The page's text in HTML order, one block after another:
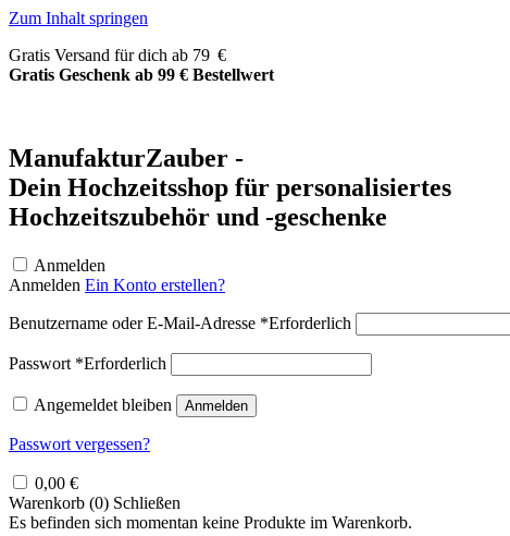
Zum Inhalt springen
Gratis Versand für dich ab 79 €
Gratis Geschenk ab 99 € Bestellwert
ManufakturZauber -
Dein Hochzeitsshop für personalisiertes
Hochzeitszubehör und -geschenke
Anmelden
Anmelden Ein Konto erstellen?
Benutzername oder E-Mail-Adresse *Erforderlich
Passwort *Erforderlich
Angemeldet bleiben Anmelden
Passwort vergessen?
0,00 €
Warenkorb (0) Schließen
Es befinden sich momentan keine Produkte im Warenkorb.